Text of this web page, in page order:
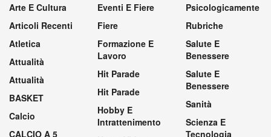
Arte E Cultura
Articoli Recenti
Atletica
Attualità
Attualità
BASKET
Calcio
CALCIO A 5
Eventi E Fiere
Fiere
Formazione E
Lavoro
Hit Parade
Hit Parade
Hobby E
Intrattenimento
Psicologicamente
Rubriche
Salute E
Benessere
Salute E
Benessere
Sanità
Scienza E
Tecnologia